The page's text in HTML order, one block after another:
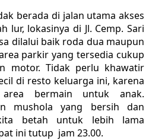
berada di jalan utama akses
lur, lokasinya di Jl. Cemp. Sari
dilalui baik roda dua maupun
parkir yang tersedia cukup
motor. Tidak perlu khawatir
di resto keluarga ini, karena
area bermain untuk anak.
mushola yang bersih dan
betah untuk lebih lama
ini tutup jam 23.00.